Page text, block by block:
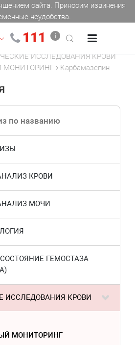
сайта. Приносим извинения
неудобства.
111
ИССЛЕДОВАНИЯ КРОВИ
МОНИТОРИНГ
Карбамазепин
КРОВИ
МОЧИ
ГЕМОСТАЗА
ИССЛЕДОВАНИЯ КРОВИ
МОНИТОРИНГ